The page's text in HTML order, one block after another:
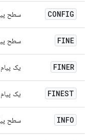
CONFIG سطح
FINE سطح
FINER یک
FINEST یک
INFO سطح